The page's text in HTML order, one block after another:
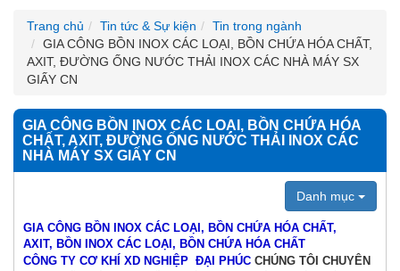
Trang chủ Tin tức & Sự kiện
Tin trong ngành
GIA CÔNG BỒN INOX CÁC LOẠI, BỒN CHỨA HÓA CHẤT,
AXIT, ĐƯỜNG ỐNG NƯỚC THẢI INOX CÁC NHÀ MÁY SX
GIẤY CN
GIA CÔNG BỒN INOX CÁC LOẠI, BỒN CHỨA HÓA
CHẤT, AXIT, ĐƯỜNG ỐNG NƯỚC THẢI INOX CÁC
NHÀ MÁY SX GIẤY CN
Danh mục
GIA CÔNG BỒN INOX CÁC LOẠI, BỒN CHỨA HÓA CHẤT,
AXIT, BỒN INOX CÁC LOẠI, BỒN CHỨA HÓA CHẤT
CÔNG TY CƠ KHÍ XD NGHIỆP ĐẠI PHÚC CHÚNG TÔI CHUYÊN